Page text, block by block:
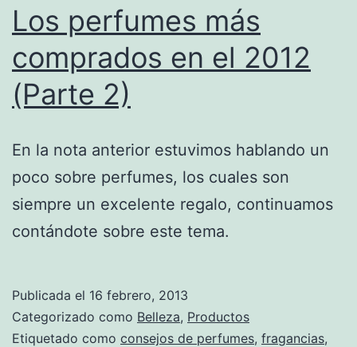
Los perfumes más
comprados en el 2012
(Parte 2)
En la nota anterior estuvimos hablando un
poco sobre perfumes, los cuales son
siempre un excelente regalo, continuamos
contándote sobre este tema.
Publicada el 16 febrero, 2013
Categorizado como Belleza, Productos
Etiquetado como consejos de perfumes, fragancias,